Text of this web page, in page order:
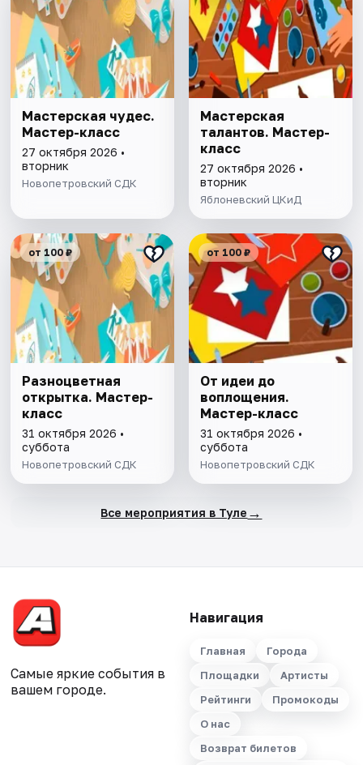
Мастерская чудес.
Мастер-класс
27 октября 2026 •
вторник
Новопетровский СДК
Мастерская
талантов. Мастер-
класс
27 октября 2026 •
вторник
Яблоневский ЦКиД
от 100 ₽
Разноцветная
открытка. Мастер-
класс
31 октября 2026 •
суббота
Новопетровский СДК
от 100 ₽
От идеи до
воплощения.
Мастер-класс
31 октября 2026 •
суббота
Новопетровский СДК
Все мероприятия в Туле →
Самые яркие события в
вашем городе.
Навигация
Главная
Города
Площадки
Артисты
Рейтинги
Промокоды
О нас
Возврат билетов